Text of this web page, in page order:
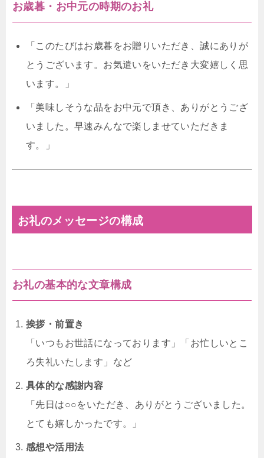
お歳暮・お中元の時期のお礼
「このたびはお歳暮をお贈りいただき、誠にありが
とうございます。お気遣いをいただき大変嬉しく思
います。」
「美味しそうな品をお中元で頂き、ありがとうござ
いました。早速みんなで楽しませていただきま
す。」
お礼のメッセージの構成
お礼の基本的な文章構成
挨拶・前置き
「いつもお世話になっております」「お忙しいとこ
ろ失礼いたします」など
具体的な感謝内容
「先日は○○をいただき、ありがとうございました。
とても嬉しかったです。」
感想や活用法